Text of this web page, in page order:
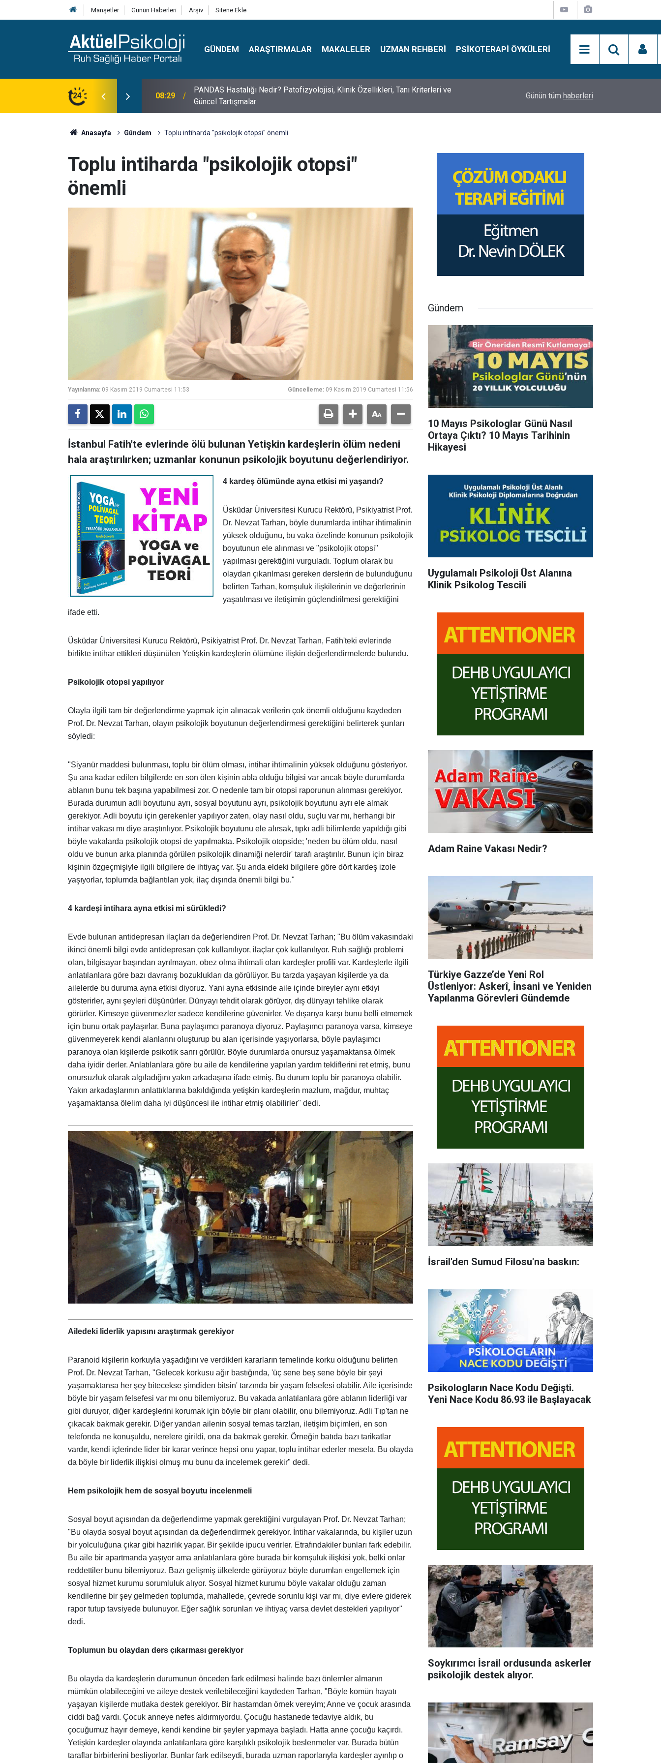
Manşetler Günün Haberleri Arşiv Sitene Ekle
GÜNDEM ARAŞTIRMALAR MAKALELER UZMAN REHBERI PSIKOTERAPI ÖYKÜLERI
24
Klinik Özellikleri, Tanı Kriterleri ve
10:30 10 Mayıs Psikologlar Günü Nasıl Ortaya Çıktı? 10 Mayıs Tarihinin Hikayesi Simon Says Dikkat Programı Nedir?
Günün tüm haberleri
Anasayfa Gündem Toplu intiharda "psikolojik otopsi" önemli
Toplu intiharda "psikolojik otopsi"
önemli
Yayınlanma: 09 Kasım 2019 Cumartesi 11:53 Güncelleme: 09 Kasım 2019 Cumartesi 11:56
İstanbul Fatih'te evlerinde ölü bulunan Yetişkin kardeşlerin ölüm nedeni
hala araştırılırken; uzmanlar konunun psikolojik boyutunu değerlendiriyor.
4 kardeş ölümünde ayna etkisi mi yaşandı?
Üsküdar Üniversitesi Kurucu Rektörü, Psikiyatrist Prof.
Dr. Nevzat Tarhan, böyle durumlarda intihar ihtimalinin
yüksek olduğunu, bu vaka özelinde konunun psikolojik
boyutunun ele alınması ve "psikolojik otopsi"
yapılması gerektiğini vurguladı. Toplum olarak bu
olaydan çıkarılması gereken derslerin de bulunduğunu
belirten Tarhan, komşuluk ilişkilerinin ve değerlerinin
yaşatılması ve iletişimin güçlendirilmesi gerektiğini
ifade etti.
Üsküdar Üniversitesi Kurucu Rektörü, Psikiyatrist Prof. Dr. Nevzat Tarhan, Fatih'teki evlerinde
birlikte intihar ettikleri düşünülen Yetişkin kardeşlerin ölümüne ilişkin değerlendirmelerde bulundu.
Psikolojik otopsi yapılıyor
Olayla ilgili tam bir değerlendirme yapmak için alınacak verilerin çok önemli olduğunu kaydeden
Prof. Dr. Nevzat Tarhan, olayın psikolojik boyutunun değerlendirmesi gerektiğini belirterek şunları
söyledi:
"Siyanür maddesi bulunması, toplu bir ölüm olması, intihar ihtimalinin yüksek olduğunu gösteriyor.
Şu ana kadar edilen bilgilerde en son ölen kişinin abla olduğu bilgisi var ancak böyle durumlarda
ablanın bunu tek başına yapabilmesi zor. O nedenle tam bir otopsi raporunun alınması gerekiyor.
Burada durumun adli boyutunu ayrı, sosyal boyutunu ayrı, psikolojik boyutunu ayrı ele almak
gerekiyor. Adli boyutu için gerekenler yapılıyor zaten, olay nasıl oldu, suçlu var mı, herhangi bir
intihar vakası mı diye araştırılıyor. Psikolojik boyutunu ele alırsak, tıpkı adli bilimlerde yapıldığı gibi
böyle vakalarda psikolojik otopsi de yapılmakta. Psikolojik otopside; 'neden bu ölüm oldu, nasıl
oldu ve bunun arka planında görülen psikolojik dinamiği nelerdir' tarafı araştırılır. Bunun için biraz
kişinin özgeçmişiyle ilgili bilgilere de ihtiyaç var. Şu anda eldeki bilgilere göre dört kardeş izole
yaşıyorlar, toplumda bağlantıları yok, ilaç dışında önemli bilgi bu."
4 kardeşi intihara ayna etkisi mi sürükledi?
Evde bulunan antidepresan ilaçları da değerlendiren Prof. Dr. Nevzat Tarhan; "Bu ölüm vakasındaki
ikinci önemli bilgi evde antidepresan çok kullanılıyor, ilaçlar çok kullanılıyor. Ruh sağlığı problemi
olan, bilgisayar başından ayrılmayan, obez olma ihtimali olan kardeşler profili var. Kardeşlerle ilgili
anlatılanlara göre bazı davranış bozuklukları da görülüyor. Bu tarzda yaşayan kişilerde ya da
ailelerde bu duruma ayna etkisi diyoruz. Yani ayna etkisinde aile içinde bireyler aynı etkiyi
gösterirler, aynı şeyleri düşünürler. Dünyayı tehdit olarak görüyor, dış dünyayı tehlike olarak
görürler. Kimseye güvenmezler sadece kendilerine güvenirler. Ve dışarıya karşı bunu belli etmemek
için bunu ortak paylaşırlar. Buna paylaşımcı paranoya diyoruz. Paylaşımcı paranoya varsa, kimseye
güvenmeyerek kendi alanlarını oluşturup bu alan içerisinde yaşıyorlarsa, böyle paylaşımcı
paranoya olan kişilerde psikotik sanrı görülür. Böyle durumlarda onursuz yaşamaktansa ölmek
daha iyidir derler. Anlatılanlara göre bu aile de kendilerine yapılan yardım tekliflerini ret etmiş, bunu
onursuzluk olarak algıladığını yakın arkadaşına ifade etmiş. Bu durum toplu bir paranoya olabilir.
Yakın arkadaşlarının anlattıklarına bakıldığında yetişkin kardeşlerin mazlum, mağdur, muhtaç
yaşamaktansa ölelim daha iyi düşüncesi ile intihar etmiş olabilirler" dedi.
Ailedeki liderlik yapısını araştırmak gerekiyor
Paranoid kişilerin korkuyla yaşadığını ve verdikleri kararların temelinde korku olduğunu belirten
Prof. Dr. Nevzat Tarhan, "Gelecek korkusu ağır bastığında, 'üç sene beş sene böyle bir şeyi
yaşamaktansa her şey bitecekse şimdiden bitsin' tarzında bir yaşam felsefesi olabilir. Aile içerisinde
böyle bir yaşam felsefesi var mı onu bilemiyoruz. Bu vakada anlatılanlara göre ablanın liderliği var
gibi duruyor, diğer kardeşlerini korumak için böyle bir planı olabilir, onu bilemiyoruz. Adli Tıp'tan ne
çıkacak bakmak gerekir. Diğer yandan ailenin sosyal temas tarzları, iletişim biçimleri, en son
telefonda ne konuşuldu, nerelere girildi, ona da bakmak gerekir. Örneğin batıda bazı tarikatlar
vardır, kendi içlerinde lider bir karar verince hepsi onu yapar, toplu intihar ederler mesela. Bu olayda
da böyle bir liderlik ilişkisi olmuş mu bunu da incelemek gerekir" dedi.
Hem psikolojik hem de sosyal boyutu incelenmeli
Sosyal boyut açısından da değerlendirme yapmak gerektiğini vurgulayan Prof. Dr. Nevzat Tarhan;
"Bu olayda sosyal boyut açısından da değerlendirmek gerekiyor. İntihar vakalarında, bu kişiler uzun
bir yolculuğuna çıkar gibi hazırlık yapar. Bir şekilde ipucu verirler. Etrafındakiler bunları fark edebilir.
Bu aile bir apartmanda yaşıyor ama anlatılanlara göre burada bir komşuluk ilişkisi yok, belki onlar
reddettiler bunu bilemiyoruz. Bazı gelişmiş ülkelerde görüyoruz böyle durumları engellemek için
sosyal hizmet kurumu sorumluluk alıyor. Sosyal hizmet kurumu böyle vakalar olduğu zaman
kendilerine bir şey gelmeden toplumda, mahallede, çevrede sorunlu kişi var mı, diye evlere giderek
rapor tutup tavsiyede bulunuyor. Eğer sağlık sorunları ve ihtiyaç varsa devlet destekleri yapılıyor"
dedi.
Toplumun bu olaydan ders çıkarması gerekiyor
Bu olayda da kardeşlerin durumunun önceden fark edilmesi halinde bazı önlemler almanın
mümkün olabileceğini ve aileye destek verilebileceğini kaydeden Tarhan, "Böyle komün hayatı
yaşayan kişilerde mutlaka destek gerekiyor. Bir hastamdan örnek vereyim; Anne ve çocuk arasında
ciddi bağ vardı. Çocuk anneye nefes aldırmıyordu. Çocuğu hastanede tedaviye aldık, bu
çocuğumuz hayır demeye, kendi kendine bir şeyler yapmaya başladı. Hatta anne çocuğu kaçırdı.
Yetişkin kardeşler olayında anlatılanlara göre karşılıklı psikolojik beslenmeler var. Burada bütün
taraflar birbirlerini besliyorlar. Bunlar fark edilseydi, burada uzman raporlarıyla kardeşler ayırılıp o
Gündem
10 Mayıs Psikologlar Günü Nasıl
Ortaya Çıktı? 10 Mayıs Tarihinin
Hikayesi
Uygulamalı Psikoloji Üst Alanına
Klinik Psikolog Tescili
Adam Raine Vakası Nedir?
Türkiye Gazze’de Yeni Rol
Üstleniyor: Askerî, İnsani ve Yeniden
Yapılanma Görevleri Gündemde
İsrail'den Sumud Filosu'na baskın:
Psikologların Nace Kodu Değişti.
Yeni Nace Kodu 86.93 ile Başlayacak
Soykırımcı İsrail ordusunda askerler
psikolojik destek alıyor.